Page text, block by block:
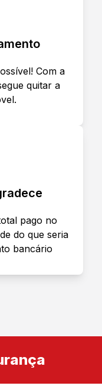
Com a
quitar a
pago no
do que seria
bancário